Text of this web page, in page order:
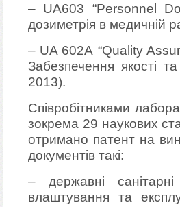
– UA603 “Personnel
дозиметрія в медичній
– UA 602А “Quality
Забезпечення якості
2013).
Співробітниками
зокрема 29 наукових
отримано патент на
документів такі:
– державні
влаштування та